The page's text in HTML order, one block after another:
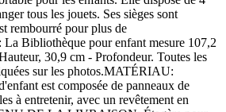
tous les jouets. Ses sièges sont
rembourré pour plus de
Bibliothèque pour enfant mesure 107,2
30,9 cm - Profondeur. Toutes les
sur les photos.MATÉRIAU:
est composée de panneaux de
à entretenir, avec un revêtement en